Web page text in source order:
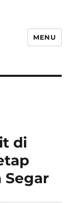
Metal
MENU
di
Segar